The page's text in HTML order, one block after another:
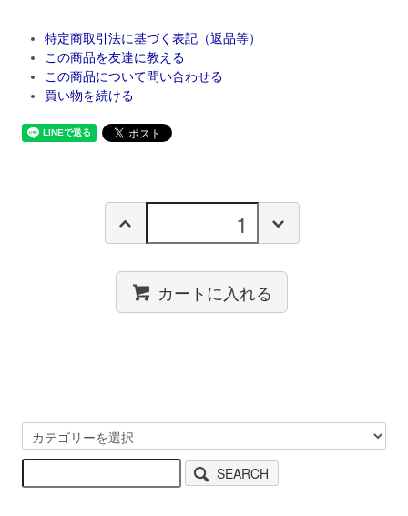
特定商取引法に基づく表記（返品等）
この商品を友達に教える
この商品について問い合わせる
買い物を続ける
カートに入れる
SEARCH